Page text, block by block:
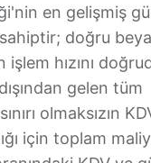
en gelişmiş
doğru
hızını
gelen tüm
olmaksızın
için toplam